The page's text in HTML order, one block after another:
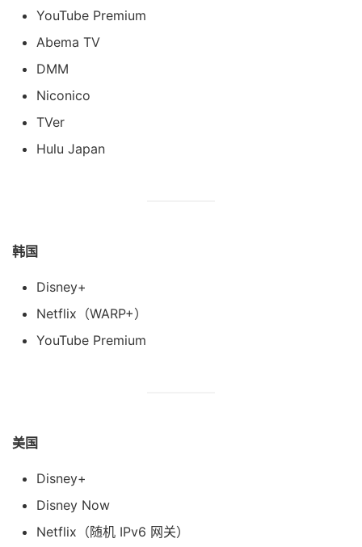
YouTube Premium
Abema TV
DMM
Niconico
TVer
Hulu Japan
韩国
Disney+
Netflix（WARP+）
YouTube Premium
美国
Disney+
Disney Now
Netflix（随机 IPv6 网关）